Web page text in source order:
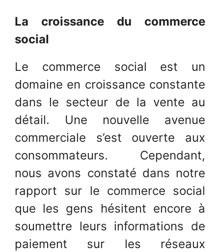
La croissance du commerce
social
Le commerce social est un
domaine en croissance constante
dans le secteur de la vente au
détail. Une nouvelle avenue
commerciale s’est ouverte aux
consommateurs. Cependant,
nous avons constaté dans notre
rapport sur le commerce social
que les gens hésitent encore à
soumettre leurs informations de
paiement sur les réseaux